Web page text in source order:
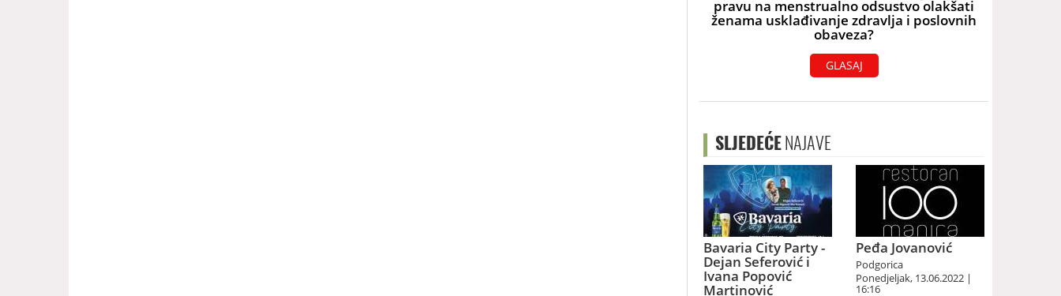
pravu na menstrualno odsustvo olakšati
ženama usklađivanje zdravlja i poslovnih
obaveza?
GLASAJ
SLJEDEĆENAJAVE
Bavaria City Party -
Dejan Seferović i
Ivana Popović
Martinović
Peđa Jovanović
Podgorica
Ponedjeljak, 13.06.2022 |
16:16